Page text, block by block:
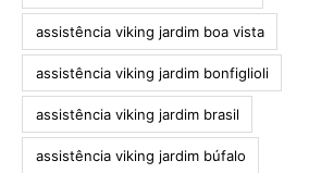
assistência viking jardim boa vista
assistência viking jardim bonfiglioli
assistência viking jardim brasil
assistência viking jardim búfalo